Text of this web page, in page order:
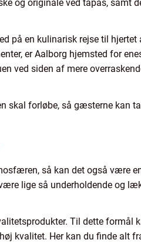
og originale ved tapas, samt
på en kulinarisk rejse til hjertet
er Aalborg hjemsted for
ved siden af mere
skal forløbe, så gæsterne kan
så kan det også være
lige så underholdende og
Til dette formål
kvalitet. Her kan du finde alt